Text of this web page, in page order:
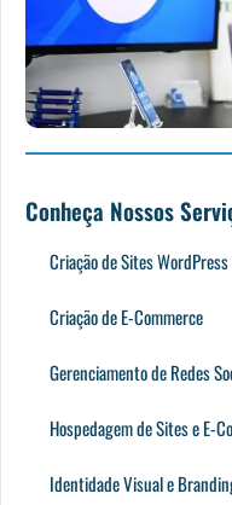
Conheça Nossos
Criação de Sites WordPress
Criação de E-Commerce
Gerenciamento de Redes
Hospedagem de Sites e E-
Identidade Visual e